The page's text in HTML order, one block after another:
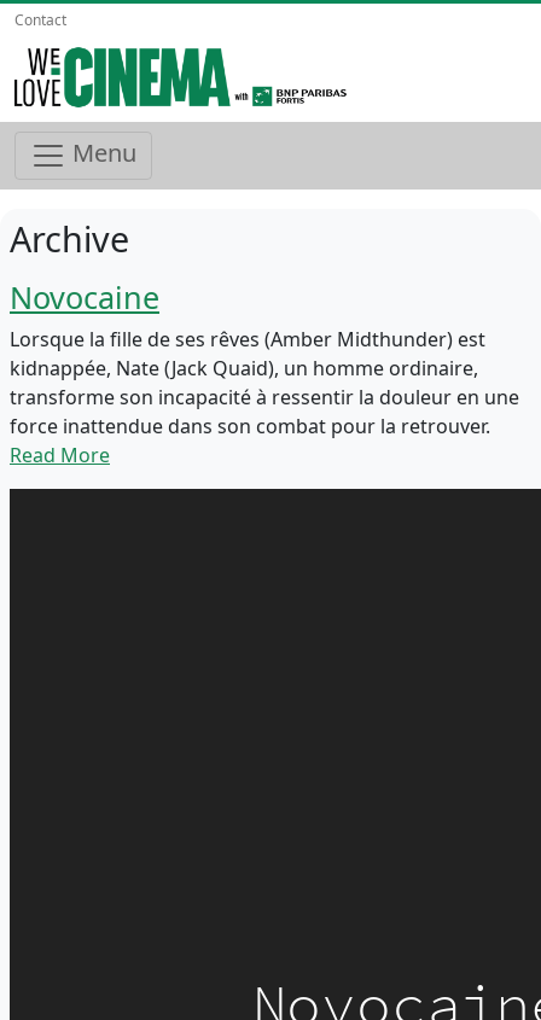
Contact
Menu
Archive
Novocaine
Lorsque la fille de ses rêves (Amber Midthunder) est
kidnappée, Nate (Jack Quaid), un homme ordinaire,
transforme son incapacité à ressentir la douleur en une
force inattendue dans son combat pour la retrouver.
Read More